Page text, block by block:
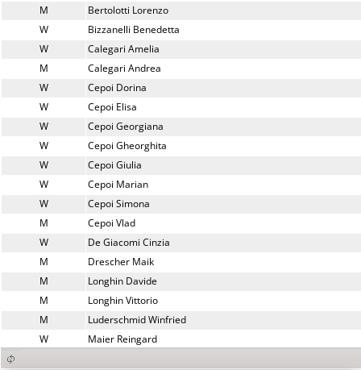
M
Bertolotti Lorenzo
W
Bizzanelli Benedetta
W
Calegari Amelia
M
Calegari Andrea
W
Cepoi Dorina
W
Cepoi Elisa
W
Cepoi Georgiana
W
Cepoi Gheorghita
W
Cepoi Giulia
W
Cepoi Marian
W
Cepoi Simona
M
Cepoi Vlad
W
De Giacomi Cinzia
M
Drescher Maik
M
Longhin Davide
M
Longhin Vittorio
M
Luderschmid Winfried
W
Maier Reingard